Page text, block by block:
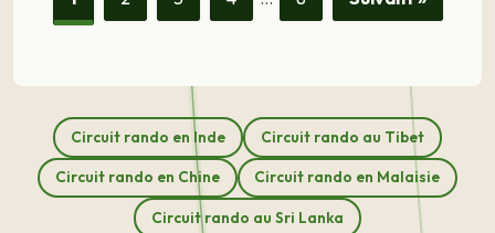
Circuit rando en Inde Circuit rando au Tibet
Circuit rando en Chine Circuit rando en Malaisie
Circuit rando au Sri Lanka